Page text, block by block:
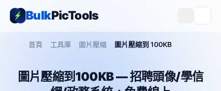
BulkPicTools
首頁 工具庫 圖片壓縮 圖片壓縮到 100KB
圖片壓縮到100KB — 招聘頭像/學信